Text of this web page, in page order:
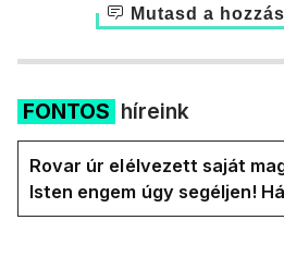
Mutasd a
FONTOS híreink
Rovar úr elélvezett saját
Isten engem úgy segéljen!
hónapja vagyok